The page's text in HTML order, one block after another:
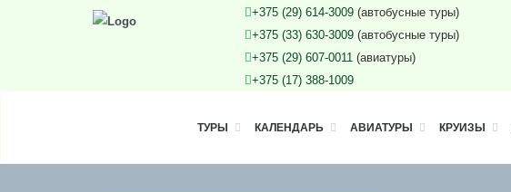
+375 (29) 614-3009(автобусные туры)
+375 (33) 630-3009(автобусные туры)
+375 (29) 607-0011(авиатуры)
+375 (17) 388-1009
ТУРЫ КАЛЕНДАРЬ АВИАТУРЫ КРУИЗЫ